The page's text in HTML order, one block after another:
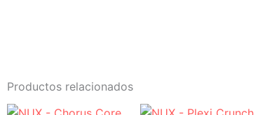
Productos relacionados